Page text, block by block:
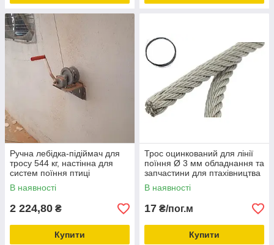
Ручна лебідка-підіймач для
тросу 544 кг, настінна для
систем поїння птиці
В наявності
2 224,80 ₴
Купити
Трос оцинкований для лінії
поїння Ø 3 мм обладнання та
запчастини для птахівництва
В наявності
17 ₴/пог.м
Купити